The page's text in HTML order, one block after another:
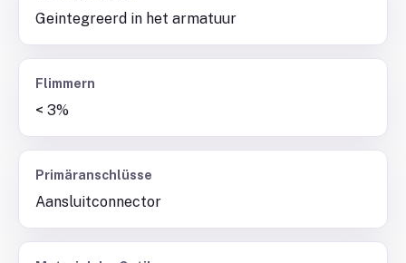
Geintegreerd in het armatuur
Flimmern
< 3%
Primäranschlüsse
Aansluitconnector